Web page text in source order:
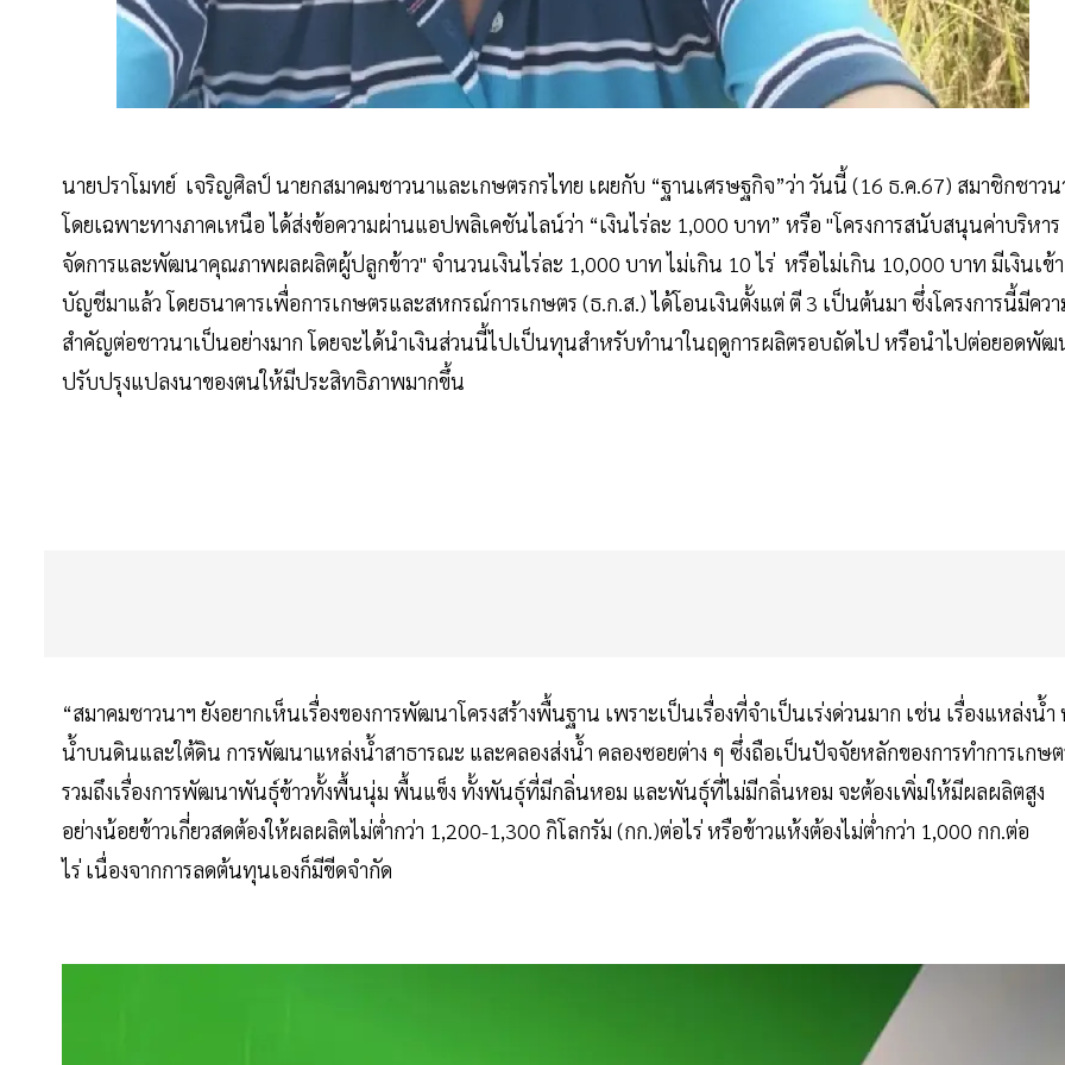
นายปราโมทย์ เจริญศิลป์ นายกสมาคมชาวนาและเกษตรกรไทย เผยกับ “ฐานเศรษฐกิจ”ว่า วันนี้ (16 ธ.ค.67) สมาชิกชาวน
โดยเฉพาะทางภาคเหนือ ได้ส่งข้อความผ่านแอปพลิเคชันไลน์ว่า “เงินไร่ละ 1,000 บาท” หรือ "โครงการสนับสนุนค่าบริหาร
จัดการและพัฒนาคุณภาพผลผลิตผู้ปลูกข้าว" จำนวนเงินไร่ละ 1,000 บาท ไม่เกิน 10 ไร่ หรือไม่เกิน 10,000 บาท มีเงินเข้า
บัญชีมาแล้ว โดยธนาคารเพื่อการเกษตรและสหกรณ์การเกษตร (ธ.ก.ส.) ได้โอนเงินตั้งแต่ ตี 3 เป็นต้นมา ซึ่งโครงการนี้มีควา
สำคัญต่อชาวนาเป็นอย่างมาก โดยจะได้นำเงินส่วนนี้ไปเป็นทุนสำหรับทำนาในฤดูการผลิตรอบถัดไป หรือนำไปต่อยอดพัฒ
ปรับปรุงแปลงนาของตนให้มีประสิทธิภาพมากขึ้น
“สมาคมชาวนาฯ ยังอยากเห็นเรื่องของการพัฒนาโครงสร้างพื้นฐาน เพราะเป็นเรื่องที่จำเป็นเร่งด่วนมาก เช่น เรื่องแหล่งน้ำ
น้ำบนดินและใต้ดิน การพัฒนาแหล่งน้ำสาธารณะ และคลองส่งน้ำ คลองซอยต่าง ๆ ซึ่งถือเป็นปัจจัยหลักของการทำการเกษ
รวมถึงเรื่องการพัฒนาพันธุ์ข้าวทั้งพื้นนุ่ม พื้นแข็ง ทั้งพันธุ์ที่มีกลิ่นหอม และพันธุ์ที่ไม่มีกลิ่นหอม จะต้องเพิ่มให้มีผลผลิตสูง
อย่างน้อยข้าวเกี่ยวสดต้องให้ผลผลิตไม่ต่ำกว่า 1,200-1,300 กิโลกรัม (กก.)ต่อไร่ หรือข้าวแห้งต้องไม่ต่ำกว่า 1,000 กก.ต่อ
ไร่ เนื่องจากการลดต้นทุนเองก็มีขีดจำกัด